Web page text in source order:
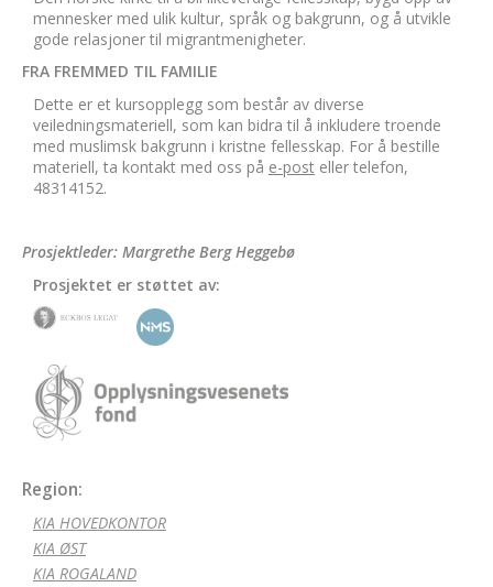
mennesker med ulik kultur, språk og bakgrunn, og å utvikle
gode relasjoner til migrantmenigheter.
FRA FREMMED TIL FAMILIE
Dette er et kursopplegg som består av diverse
veiledningsmateriell, som kan bidra til å inkludere troende
med muslimsk bakgrunn i kristne fellesskap. For å bestille
materiell, ta kontakt med oss på e-post eller telefon,
48314152.
Prosjektleder: Margrethe Berg Heggebø
Prosjektet er støttet av:
Region:
KIA HOVEDKONTOR
KIA ØST
KIA ROGALAND